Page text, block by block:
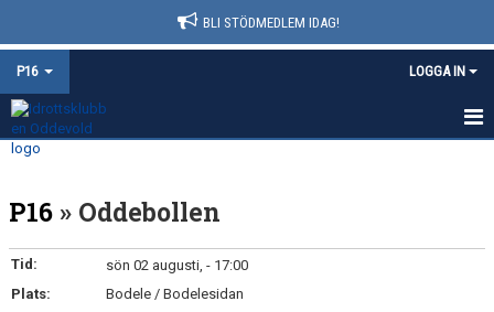
BLI STÖDMEDLEM IDAG!
P16 LOGGA IN
HEM
NYHETER
KALENDER
MATCHER
P16 » Oddebollen
Tid:
sön 02 augusti, - 17:00
Plats:
Bodele / Bodelesidan